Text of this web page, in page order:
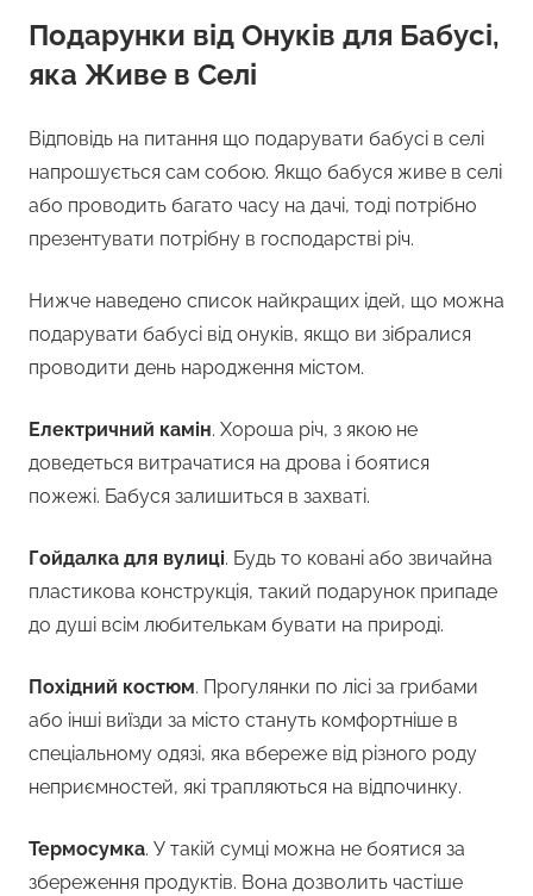
Подарунки від Онуків для Бабусі,
яка Живе в Селі
Відповідь на питання що подарувати бабусі в селі
напрошується сам собою. Якщо бабуся живе в селі
або проводить багато часу на дачі, тоді потрібно
презентувати потрібну в господарстві річ.
Нижче наведено список найкращих ідей, що можна
подарувати бабусі від онуків, якщо ви зібралися
проводити день народження містом.
Електричний камін. Хороша річ, з якою не
доведеться витрачатися на дрова і боятися
пожежі. Бабуся залишиться в захваті.
Гойдалка для вулиці. Будь то ковані або звичайна
пластикова конструкція, такий подарунок припаде
до душі всім любителькам бувати на природі.
Похідний костюм. Прогулянки по лісі за грибами
або інші виїзди за місто стануть комфортніше в
спеціальному одязі, яка вбереже від різного роду
неприємностей, які трапляються на відпочинку.
Термосумка. У такій сумці можна не боятися за
збереження продуктів. Вона дозволить частіше